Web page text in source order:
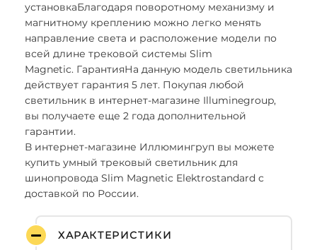
установкаБлагодаря поворотному механизму и
магнитному креплению можно легко менять
направление света и расположение модели по
всей длине трековой системы Slim
Magnetic. ГарантияНа данную модель светильника
действует гарантия 5 лет. Покупая любой
светильник в интернет-магазине Illuminegroup,
вы получаете еще 2 года дополнительной
гарантии.
В интернет-магазине Иллюмингруп вы можете
купить умный трековый светильник для
шинопровода Slim Magnetic Elektrostandard с
доставкой по России.
ХАРАКТЕРИСТИКИ